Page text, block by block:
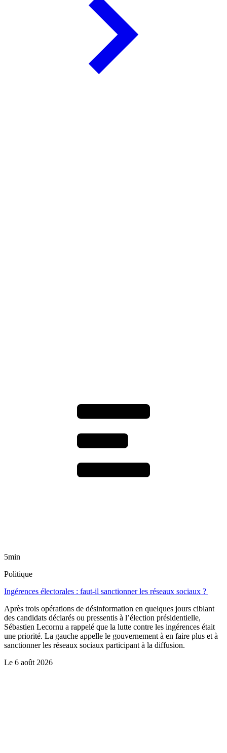
5min
Politique
Ingérences électorales : faut-il sanctionner les réseaux sociaux ?
Après trois opérations de désinformation en quelques jours ciblant
des candidats déclarés ou pressentis à l’élection présidentielle,
Sébastien Lecornu a rappelé que la lutte contre les ingérences était
une priorité. La gauche appelle le gouvernement à en faire plus et à
sanctionner les réseaux sociaux participant à la diffusion.
Le 6 août 2026